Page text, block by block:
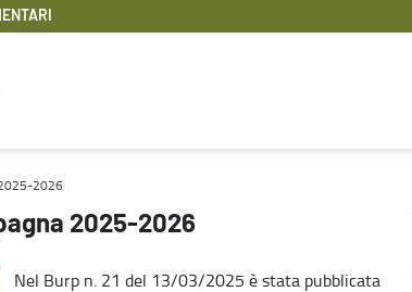
2026
2025-2026
Nel Burp n. 21 del 13/03/2025 è stata pubblicata